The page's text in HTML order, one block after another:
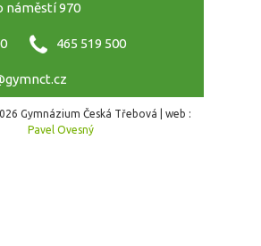
náměstí 970
465 519 500
Gymnázium Česká Třebová | web :
Pavel Ovesný